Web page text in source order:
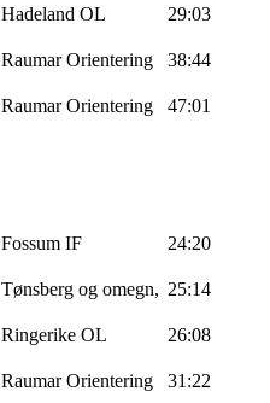
Hadeland OL 29:03
RaumarOrientering 38:44
RaumarOrientering 47:01
Fossum IF 24:20
Tønsberg og omegn, 25:14
Ringerike OL 26:08
RaumarOrientering 31:22